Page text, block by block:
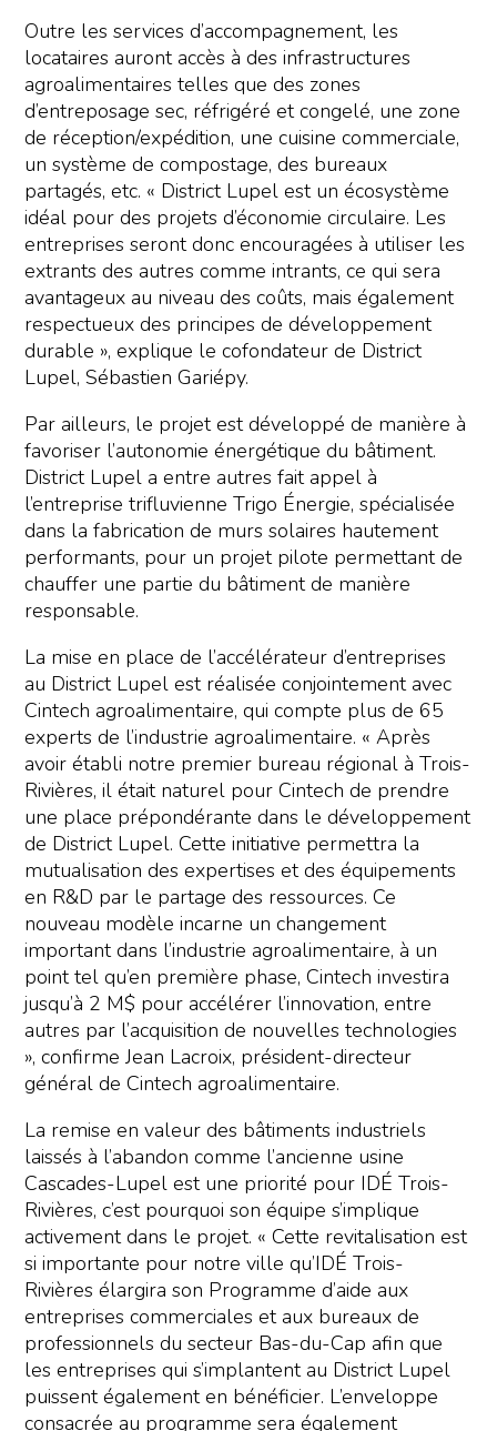
Outre les services d’accompagnement, les
locataires auront accès à des infrastructures
agroalimentaires telles que des zones
d’entreposage sec, réfrigéré et congelé, une zone
de réception/expédition, une cuisine commerciale,
un système de compostage, des bureaux
partagés, etc. « District Lupel est un écosystème
idéal pour des projets d’économie circulaire. Les
entreprises seront donc encouragées à utiliser les
extrants des autres comme intrants, ce qui sera
avantageux au niveau des coûts, mais également
respectueux des principes de développement
durable », explique le cofondateur de District
Lupel, Sébastien Gariépy.
Par ailleurs, le projet est développé de manière à
favoriser l’autonomie énergétique du bâtiment.
District Lupel a entre autres fait appel à
l’entreprise trifluvienne Trigo Énergie, spécialisée
dans la fabrication de murs solaires hautement
performants, pour un projet pilote permettant de
chauffer une partie du bâtiment de manière
responsable.
La mise en place de l’accélérateur d’entreprises
au District Lupel est réalisée conjointement avec
Cintech agroalimentaire, qui compte plus de 65
experts de l’industrie agroalimentaire. « Après
avoir établi notre premier bureau régional à Trois-
Rivières, il était naturel pour Cintech de prendre
une place prépondérante dans le développement
de District Lupel. Cette initiative permettra la
mutualisation des expertises et des équipements
en R&D par le partage des ressources. Ce
nouveau modèle incarne un changement
important dans l’industrie agroalimentaire, à un
point tel qu’en première phase, Cintech investira
jusqu’à 2 M$ pour accélérer l’innovation, entre
autres par l’acquisition de nouvelles technologies
», confirme Jean Lacroix, président-directeur
général de Cintech agroalimentaire.
La remise en valeur des bâtiments industriels
laissés à l’abandon comme l’ancienne usine
Cascades-Lupel est une priorité pour IDÉ Trois-
Rivières, c’est pourquoi son équipe s’implique
activement dans le projet. « Cette revitalisation est
si importante pour notre ville qu’IDÉ Trois-
Rivières élargira son Programme d’aide aux
entreprises commerciales et aux bureaux de
professionnels du secteur Bas-du-Cap afin que
les entreprises qui s’implantent au District Lupel
puissent également en bénéficier. L’enveloppe
consacrée au programme sera également